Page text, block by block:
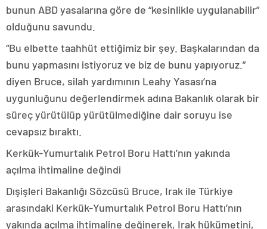
bunun ABD yasalarına göre de “kesinlikle uygulanabilir”
olduğunu savundu.
“Bu elbette taahhüt ettiğimiz bir şey. Başkalarından da
bunu yapmasını istiyoruz ve biz de bunu yapıyoruz.”
diyen Bruce, silah yardımının Leahy Yasası’na
uygunluğunu değerlendirmek adına Bakanlık olarak bir
süreç yürütülüp yürütülmediğine dair soruyu ise
cevapsız bıraktı.
Kerkük-Yumurtalık Petrol Boru Hattı’nın yakında
açılma ihtimaline değindi
Dışişleri Bakanlığı Sözcüsü Bruce, Irak ile Türkiye
arasındaki Kerkük-Yumurtalık Petrol Boru Hattı’nın
yakında açılma ihtimaline değinerek, Irak hükümetini,